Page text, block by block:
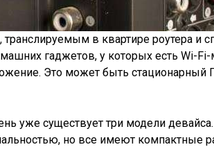
транслируемым в квартире роутера и
гаджетов, у которых есть Wi-
Это может быть стационарный
уже существует три модели
но все имеют компактные